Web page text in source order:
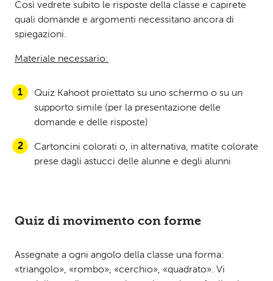
Così vedrete subito le risposte della classe e capirete
quali domande e argomenti necessitano ancora di
spiegazioni.
Materiale necessario:
Quiz Kahoot proiettato su uno schermo o su un
supporto simile (per la presentazione delle
domande e delle risposte)
Cartoncini colorati o, in alternativa, matite colorate
prese dagli astucci delle alunne e degli alunni
Quiz di movimento con forme
Assegnate a ogni angolo della classe una forma:
«triangolo», «rombo», «cerchio», «quadrato». Vi